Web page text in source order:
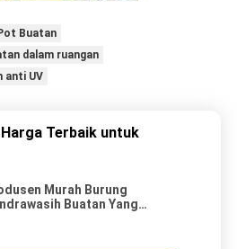
Buatan
dalam ruangan
anti UV
Terbaik untuk
Murah Burung
Buatan Yang